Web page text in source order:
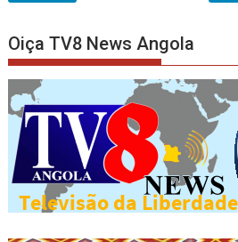
Oiça TV8 News Angola